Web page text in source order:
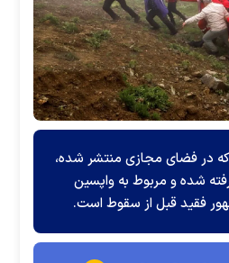
در فضای مجازی منتشر شده،
شده و مربوط به واپسین
فقید قبل از سقوط است.